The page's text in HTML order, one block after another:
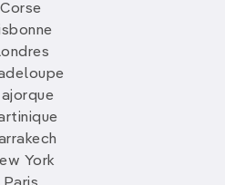
Corse
York